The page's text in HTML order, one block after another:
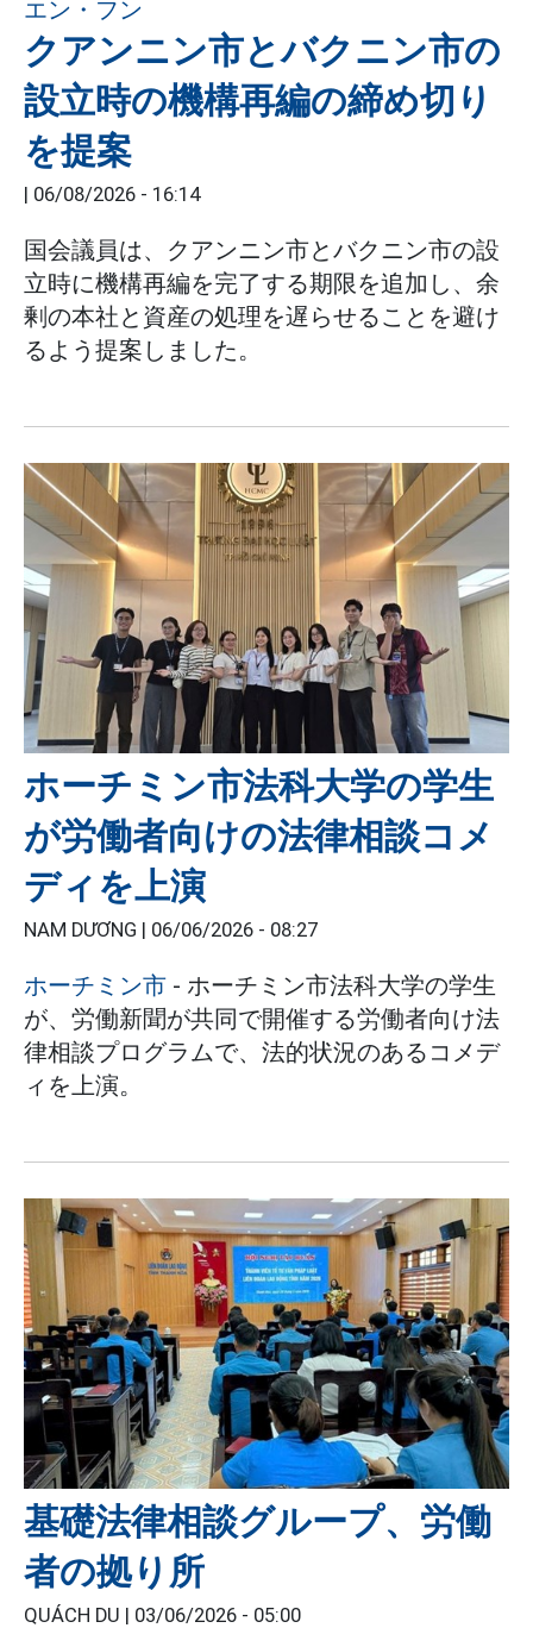
クアンニン市とバクニン市の
設立時の機構再編の締め切り
を提案
06/08/2026 - 16:14
国会議員は、クアンニン市とバクニン市の設
立時に機構再編を完了する期限を追加し、余
剰の本社と資産の処理を遅らせることを避け
るよう提案しました。
ホーチミン市法科大学の学生
が労働者向けの法律相談コメ
ディを上演
NAM DƯƠNG | 06/06/2026 - 08:27
ホーチミン市 - ホーチミン市法科大学の学生
が、労働新聞が共同で開催する労働者向け法
律相談プログラムで、法的状況のあるコメデ
ィを上演。
基礎法律相談グループ、労働
者の拠り所
QUÁCH DU | 03/06/2026 - 05:00